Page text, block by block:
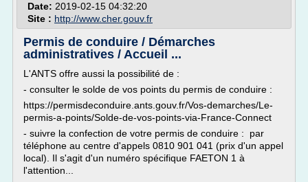
Date: 2019-02-15 04:32:20
Site : http://www.cher.gouv.fr
Permis de conduire / Démarches
administratives / Accueil ...
L'ANTS offre aussi la possibilité de :
- consulter le solde de vos points du permis de conduire :
https://permisdeconduire.ants.gouv.fr/Vos-demarches/Le-
permis-a-points/Solde-de-vos-points-via-France-Connect
- suivre la confection de votre permis de conduire : par
téléphone au centre d'appels 0810 901 041 (prix d'un appel
local). Il s'agit d'un numéro spécifique FAETON 1 à
l'attention...